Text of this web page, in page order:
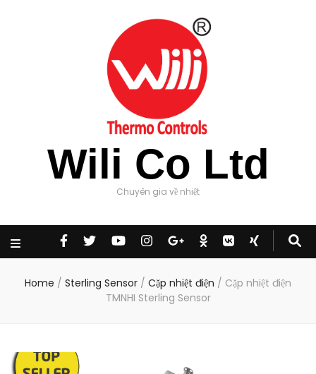
Wili Co Ltd
Chuyên gia về nhiệt
Home / Sterling Sensor / Cặp nhiệt điện / Cặp nhiệt điện
TMNHI Sterling Sensor